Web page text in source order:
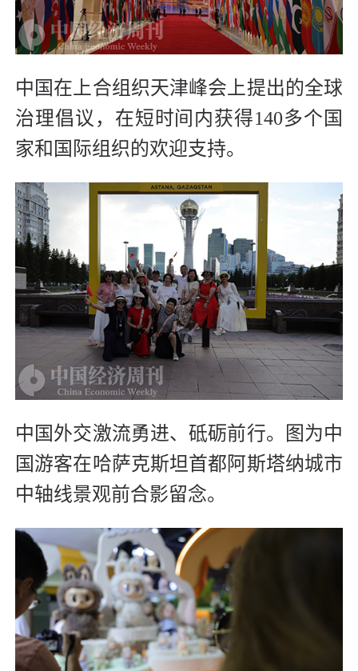
中国在上合组织天津峰会上提出的全球
治理倡议，在短时间内获得140多个国
家和国际组织的欢迎支持。
中国外交激流勇进、砥砺前行。图为中
国游客在哈萨克斯坦首都阿斯塔纳城市
中轴线景观前合影留念。